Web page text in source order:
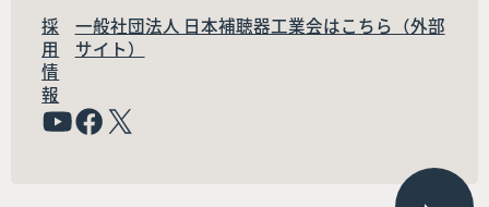
採
用
情
報
一般社団法人 日本補聴器工業会はこちら（外部
サイト）